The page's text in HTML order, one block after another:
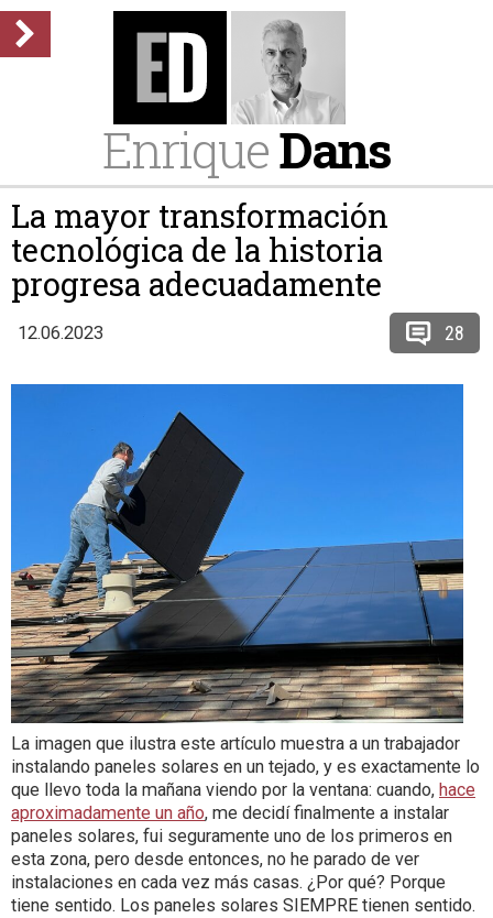
EnriqueDans
La mayor transformación
tecnológica de la historia
progresa adecuadamente
12.06.2023 28
La imagen que ilustra este artículo muestra a un trabajador
instalando paneles solares en un tejado, y es exactamente lo
que llevo toda la mañana viendo por la ventana: cuando, hace
aproximadamente un año, me decidí finalmente a instalar
paneles solares, fui seguramente uno de los primeros en
esta zona, pero desde entonces, no he parado de ver
instalaciones en cada vez más casas. ¿Por qué? Porque
tiene sentido. Los paneles solares SIEMPRE tienen sentido.